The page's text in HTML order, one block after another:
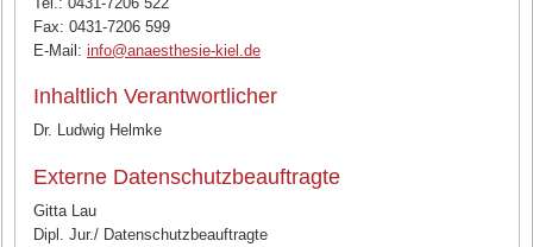
Fax: 0431-7206 599
E-Mail: info@anaesthesie-kiel.de
Inhaltlich Verantwortlicher
Dr. Ludwig Helmke
Externe Datenschutzbeauftragte
Gitta Lau
Dipl. Jur./ Datenschutzbeauftragte